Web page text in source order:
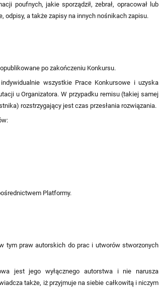
poufnych, jakie sporządził, zebrał, opracował lub
odpisy, a także zapisy na innych nośnikach zapisu.
po zakończeniu Konkursu.
wszystkie Prace Konkursowe i uzyska
u Organizatora. W przypadku remisu (takiej samej
rozstrzygający jest czas przesłania rozwiązania.
Platformy.
tym praw autorskich do prac i utworów stworzonych
jest jego wyłącznego autorstwa i nie narusza
także, iż przyjmuje na siebie całkowitą i niczym